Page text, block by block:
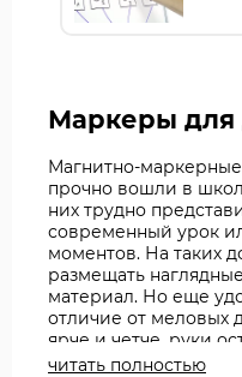
Маркеры для
Магнитно-
прочно вошли в
них трудно
современный урок
моментов. На таких
размещать
материал. Но еще
отличие от меловых
ярче и четче, руки
одежде нет и следа
читать полностью